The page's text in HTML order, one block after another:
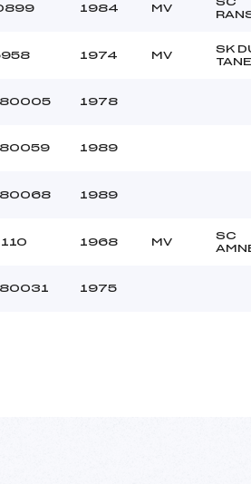
1984 MV
1974 MV
SK
1978
1989
1989
1968 MV
SC
1975